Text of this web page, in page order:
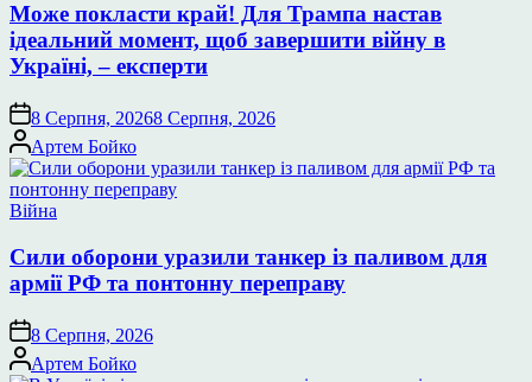
Може покласти край! Для Трампа настав
ідеальний момент, щоб завершити війну в
Україні, – експерти
8 Серпня, 20268 Серпня, 2026
Опубліковано
Артем Бойко
Опублікувати
Війна
Сили оборони уразили танкер із паливом для
армії РФ та понтонну переправу
8 Серпня, 2026
Опубліковано
Артем Бойко